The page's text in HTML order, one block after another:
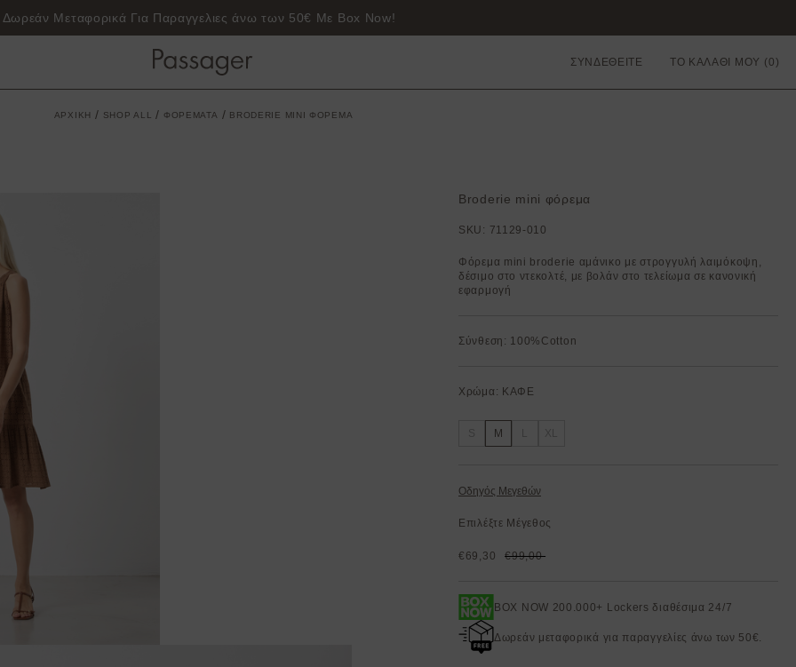
Δωρεάν μεταφορικά για παραγγελίες 50€ και άνω
ΣΥΝΔΕΘΕΙΤΕ ΤΟ ΚΑΛΑΘΙ ΜΟΥ
ΑΡΧΙΚΗ / SHOP ALL / ΦΟΡΕΜΑΤΑ / BRODERIE MINI ΦΟΡΕΜΑ
Broderie mini φόρεμα
SKU: 71129-010
Φόρεμα mini broderie αμάνικο με στρογγυλή λαιμόκοψη,
δέσιμο στο ντεκολτέ, με βολάν στο τελείωμα σε κανονική
εφαρμογή
Σύνθεση: 100%Cotton
Χρώμα: ΚΑΦΕ
M
Οδηγός Μεγεθών
Επιλέξτε Μέγεθος
€69,30 €99,00
BOX NOW 200.000+ Lockers διαθέσιμα 24/7
Δωρεάν μεταφορικά για παραγγελίες άνω των 50€.